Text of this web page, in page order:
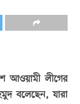
আওয়ামী লীগের
বলেছেন, যারা